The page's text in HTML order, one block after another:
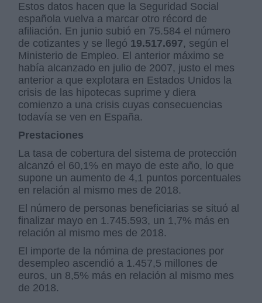
Estos datos hacen que la Seguridad Social
española vuelva a marcar otro récord de
afiliación. En junio subió en 75.584 el número
de cotizantes y se llegó 19.517.697, según el
Ministerio de Empleo. El anterior máximo se
había alcanzado en julio de 2007, justo el mes
anterior a que explotara en Estados Unidos la
crisis de las hipotecas suprime y diera
comienzo a una crisis cuyas consecuencias
todavía se ven en España.
Prestaciones
La tasa de cobertura del sistema de protección
alcanzó el 60,1% en mayo de este año, lo que
supone un aumento de 4,1 puntos porcentuales
en relación al mismo mes de 2018.
El número de personas beneficiarias se situó al
finalizar mayo en 1.745.593, un 1,7% más en
relación al mismo mes de 2018.
El importe de la nómina de prestaciones por
desempleo ascendió a 1.457,5 millones de
euros, un 8,5% más en relación al mismo mes
de 2018.